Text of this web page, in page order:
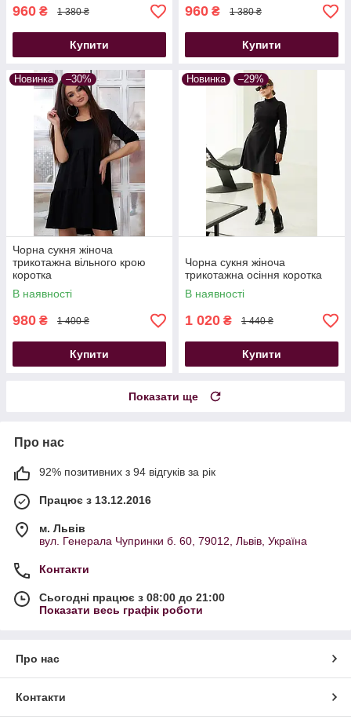
960 ₴ 1 380 ₴
Купити
960 ₴ 1 380 ₴
Купити
Новинка –30%
Чорна сукня жіноча
трикотажна вільного крою
коротка
В наявності
980 ₴ 1 400 ₴
Купити
Новинка –29%
Чорна сукня жіноча
трикотажна осіння коротка
В наявності
1 020 ₴ 1 440 ₴
Купити
Показати ще
Про нас
92% позитивних з 94 відгуків за рік
Працює з 13.12.2016
м. Львів
вул. Генерала Чупринки б. 60, 79012, Львів, Україна
Контакти
Сьогодні працює з 08:00 до 21:00
Показати весь графік роботи
Про нас
Контакти